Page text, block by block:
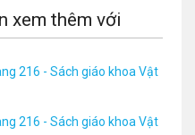
xem thêm với
216 - Sách giáo khoa Vật
216 - Sách giáo khoa Vật